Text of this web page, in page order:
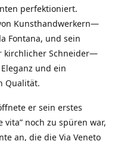
perfektioniert.
Kunsthandwerkern—
Fontana, und sein
kirchlicher Schneider—
und ein
Qualität.
er sein erstes
vita” noch zu spüren war,
an, die die Via Veneto